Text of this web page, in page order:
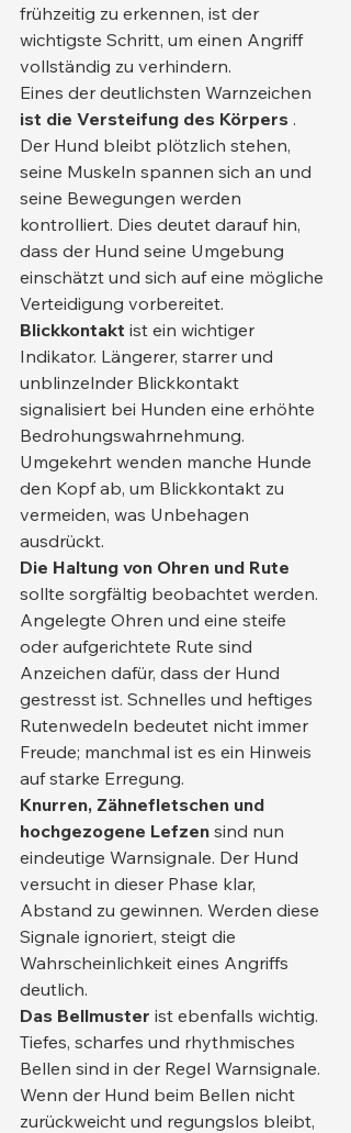
frühzeitig zu erkennen, ist der
wichtigste Schritt, um einen Angriff
vollständig zu verhindern.
Eines der deutlichsten Warnzeichen
ist die Versteifung des Körpers .
Der Hund bleibt plötzlich stehen,
seine Muskeln spannen sich an und
seine Bewegungen werden
kontrolliert. Dies deutet darauf hin,
dass der Hund seine Umgebung
einschätzt und sich auf eine mögliche
Verteidigung vorbereitet.
Blickkontakt ist ein wichtiger
Indikator. Längerer, starrer und
unblinzelnder Blickkontakt
signalisiert bei Hunden eine erhöhte
Bedrohungswahrnehmung.
Umgekehrt wenden manche Hunde
den Kopf ab, um Blickkontakt zu
vermeiden, was Unbehagen
ausdrückt.
Die Haltung von Ohren und Rute
sollte sorgfältig beobachtet werden.
Angelegte Ohren und eine steife
oder aufgerichtete Rute sind
Anzeichen dafür, dass der Hund
gestresst ist. Schnelles und heftiges
Rutenwedeln bedeutet nicht immer
Freude; manchmal ist es ein Hinweis
auf starke Erregung.
Knurren, Zähnefletschen und
hochgezogene Lefzen sind nun
eindeutige Warnsignale. Der Hund
versucht in dieser Phase klar,
Abstand zu gewinnen. Werden diese
Signale ignoriert, steigt die
Wahrscheinlichkeit eines Angriffs
deutlich.
Das Bellmuster ist ebenfalls wichtig.
Tiefes, scharfes und rhythmisches
Bellen sind in der Regel Warnsignale.
Wenn der Hund beim Bellen nicht
zurückweicht und regungslos bleibt,